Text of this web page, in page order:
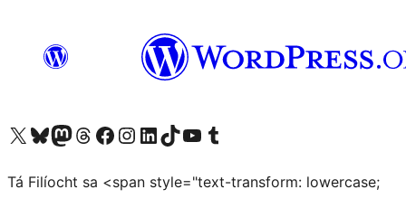
Visit our X (formerly Twitter) account
Visit our Bluesky account
Visit our Mastodon account
Visit our Threads account
Visit our Facebook page
Visit our Instagram account
Visit our LinkedIn account
Visit our TikTok account
Visit our YouTube channel
Visit our Tumblr account
Tá Filíocht sa <span style="text-transform: lowercase;